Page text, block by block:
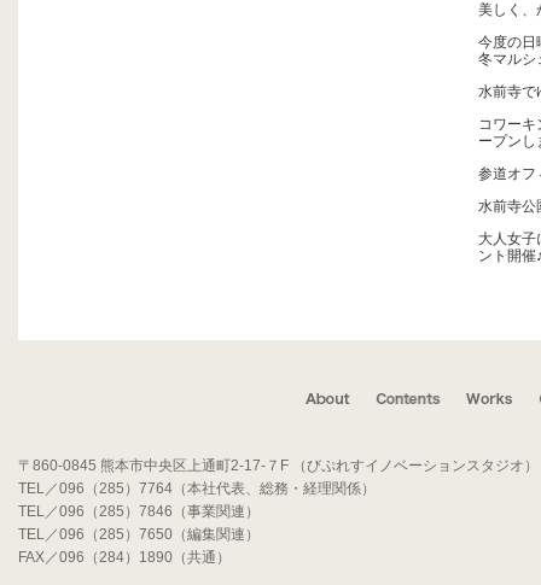
美しく、
今度の
冬マルシ
水前寺で
コワー
ープンし
参道オフ
水前寺公
大人女子
ント開催
〒860-0845 熊本市中央区上通町2-17-７F （びぷれすイノベーションスタジオ）
TEL／096（285）7764（本社代表、総務・経理関係）
TEL／096（285）7846（事業関連）
TEL／096（285）7650（編集関連）
FAX／096（284）1890（共通）